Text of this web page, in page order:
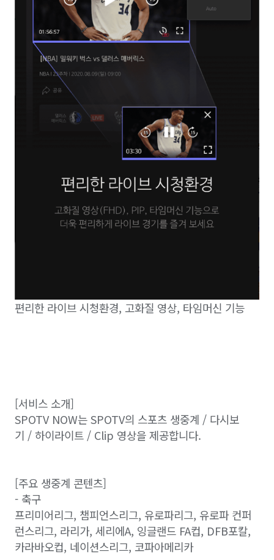
편리한 라이브 시청환경, 고화질 영상, 타임머신 기능
[서비스 소개]
SPOTV NOW는 SPOTV의 스포츠 생중계 / 다시보
기 / 하이라이트 / Clip 영상을 제공합니다.
[주요 생중계 콘텐츠]
- 축구
프리미어리그, 챔피언스리그, 유로파리그, 유로파 컨퍼
런스리그, 라리가, 세리에A, 잉글랜드 FA컵, DFB포칼,
카라바오컵, 네이션스리그, 코파아메리카